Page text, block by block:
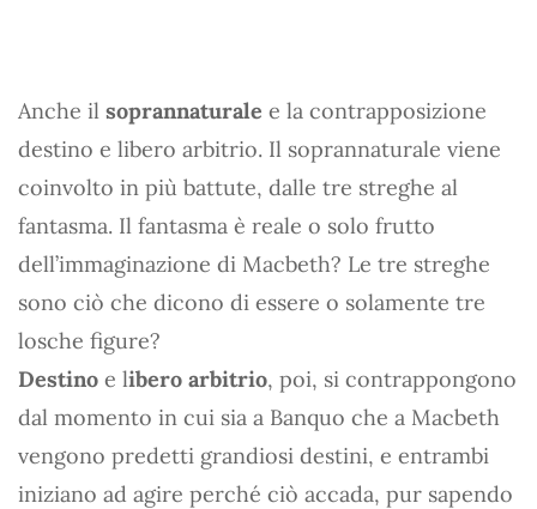
Anche il soprannaturale e la contrapposizione
destino e libero arbitrio. Il soprannaturale viene
coinvolto in più battute, dalle tre streghe al
fantasma. Il fantasma è reale o solo frutto
dell’immaginazione di Macbeth? Le tre streghe
sono ciò che dicono di essere o solamente tre
losche figure?
Destino e libero arbitrio, poi, si contrappongono
dal momento in cui sia a Banquo che a Macbeth
vengono predetti grandiosi destini, e entrambi
iniziano ad agire perché ciò accada, pur sapendo